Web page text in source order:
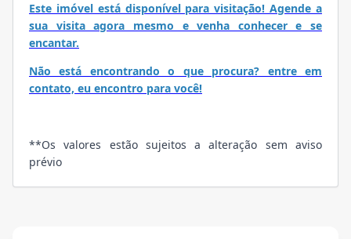
Este imóvel está disponível para visitação! Agende a
sua visita agora mesmo e venha conhecer e se
encantar.
Não está encontrando o que procura? entre em
contato, eu encontro para você!
**Os valores estão sujeitos a alteração sem aviso
prévio